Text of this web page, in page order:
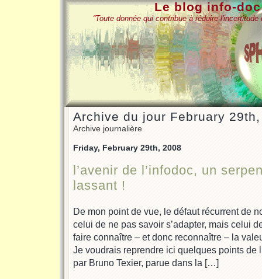
Le blog info-
“Toute donnée qui contribue à réduire
Archive du jour February
Archive journalière
Friday, February 29th, 2008
l’avenir de l’infodoc, un
lassant !
De mon point de vue, le défaut récurrent de
celui de ne pas savoir s’adapter, mais celui
faire connaître – et donc reconnaître – la
Je voudrais reprendre ici quelques points de
par Bruno Texier, parue dans la […]